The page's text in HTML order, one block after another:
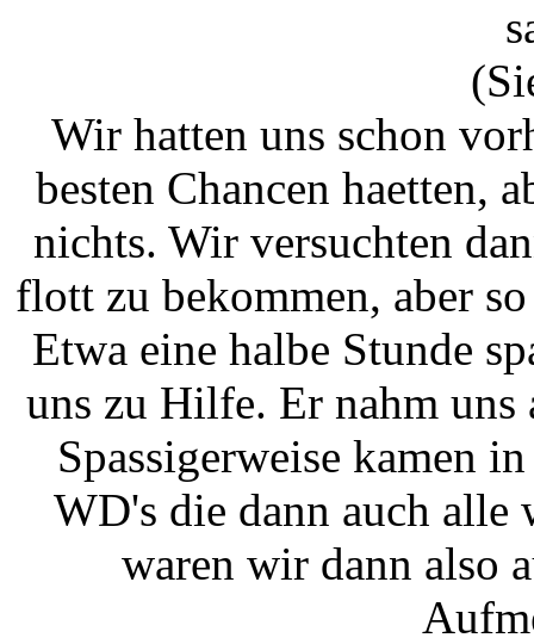
Wir hatten uns schon
besten Chancen haetten,
nichts. Wir versuchten
flott zu bekommen, aber
Etwa eine halbe Stunde
uns zu Hilfe. Er nahm uns
Spassigerweise kamen
WD's die dann auch alle
waren wir dann also